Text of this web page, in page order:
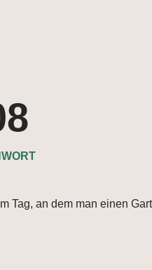
Tag, an dem man einen